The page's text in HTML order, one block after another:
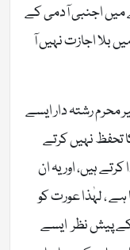
میں اجنبی آدمی کے
بلا اجازت نہیں آ
رشتہ دار ایسے
تحفظ نہیں کرتے
ہیں، اور یہ ان
، لہٰذا عورت کو
پیش نظر ایسے